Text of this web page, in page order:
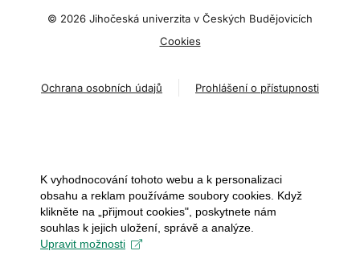
© 2026 Jihočeská univerzita v Českých Budějovicích
Cookies
Ochrana osobních údajů Prohlášení o přístupnosti
K vyhodnocování tohoto webu a k personalizaci
obsahu a reklam používáme soubory cookies. Když
klikněte na „přijmout cookies", poskytnete nám
souhlas k jejich uložení, správě a analýze.
Upravit možnosti